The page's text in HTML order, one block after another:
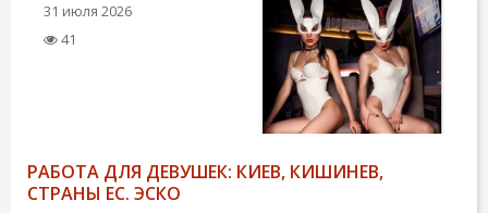
31 июля 2026
41
РАБОТА ДЛЯ ДЕВУШЕК: КИЕВ, КИШИНЕВ,
СТРАНЫ ЕС. ЭСКО